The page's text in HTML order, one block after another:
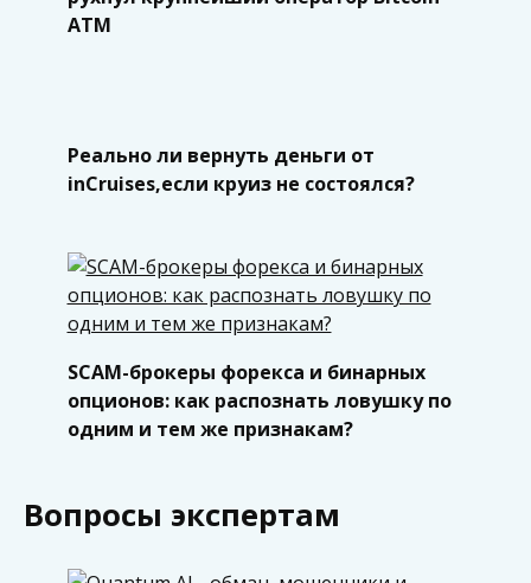
ATM
Реально ли вернуть деньги от
inCruises,если круиз не состоялся?
SCAM-брокеры форекса и бинарных
опционов: как распознать ловушку по
одним и тем же признакам?
Вопросы экспертам